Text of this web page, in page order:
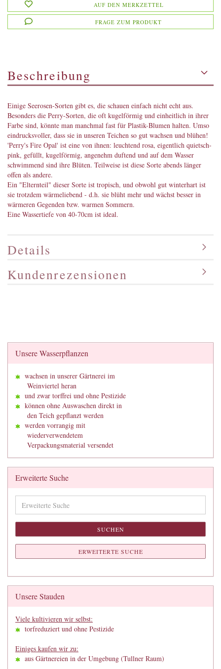
AUF DEN MERKZETTEL
FRAGE ZUM PRODUKT
Beschreibung
Einige Seerosen-Sorten gibt es, die schauen einfach nicht echt aus.
Besonders die Perry-Sorten, die oft kugelförmig und einheitlich in ihrer
Farbe sind, könnte man manchmal fast für Plastik-Blumen halten. Umso
eindrucksvoller, dass sie in unseren Teichen so gut wachsen und blühen!
'Perry's Fire Opal' ist eine von ihnen: leuchtend rosa, eigentlich quietsch-
pink, gefüllt, kugelförmig, angenehm duftend und auf dem Wasser
schwimmend sind ihre Blüten. Teilweise ist diese Sorte abends länger
offen als andere.
Ein "Elternteil" dieser Sorte ist tropisch, und obwohl gut winterhart ist
sie trotzdem wärmeliebend - d.h. sie blüht mehr und wächst besser in
wärmeren Gegenden bzw. warmen Sommern.
Eine Wassertiefe von 40-70cm ist ideal.
Details
Kundenrezensionen
Unsere Wasserpflanzen
wachsen in unserer Gärtnerei im
Weinviertel heran
und zwar torffrei und ohne Pestizide
können ohne Auswaschen direkt in
den Teich gepflanzt werden
werden vorrangig mit
wiederverwendetem
Verpackungsmaterial versendet
Erweiterte Suche
Suche
SUCHEN
ERWEITERTE SUCHE
Unsere Stauden
Viele kultivieren wir selbst:
torfreduziert und ohne Pestizide
Einiges kaufen wir zu:
aus Gärtnereien in der Umgebung (Tullner Raum)